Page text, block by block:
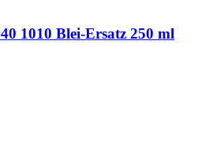
1010 Blei-Ersatz 250 ml